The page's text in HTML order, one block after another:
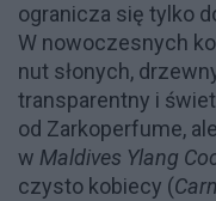
ogranicza się tylko
W nowoczesnych
nut słonych,
transparentny i
od Zarkoperfume,
w Maldives Ylang
czysto kobiecy (